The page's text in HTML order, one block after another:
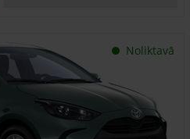
Noliktavā